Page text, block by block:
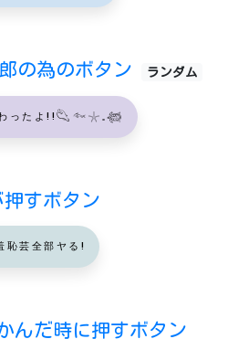
の為のボタン ランダム
わったよ!!𓆡𓆜𓇼𓈒𓆉
押すボタン
恥芸全部ヤる!
んだ時に押すボタン